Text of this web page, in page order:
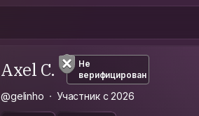
Axel C.
Не
верифицирован
@gelinho Участник с 2026